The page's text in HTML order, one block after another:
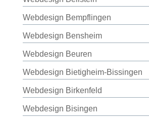
Webdesign Bempflingen
Webdesign Bensheim
Webdesign Beuren
Webdesign Bietigheim-Bissingen
Webdesign Birkenfeld
Webdesign Bisingen